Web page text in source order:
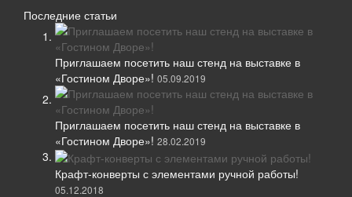
Последние статьи
Приглашаем посетить наш стенд на выставке в
«Гостином Дворе»! 05.09.2019
Приглашаем посетить наш стенд на выставке в
«Гостином Дворе»! 28.02.2019
Крафт-конверты с элементами ручной работы!
05.12.2018